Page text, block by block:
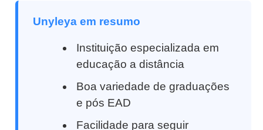
Unyleya em resumo
Instituição especializada em
educação a distância
Boa variedade de graduações
e pós EAD
Facilidade para seguir